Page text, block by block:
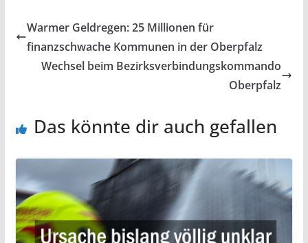
Warmer Geldregen: 25 Millionen für
finanzschwache Kommunen in der Oberpfalz
Wechsel beim Bezirksverbindungskommando
Oberpfalz
Das könnte dir auch gefallen